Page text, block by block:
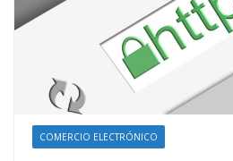
COMERCIO ELECTRÓNICO